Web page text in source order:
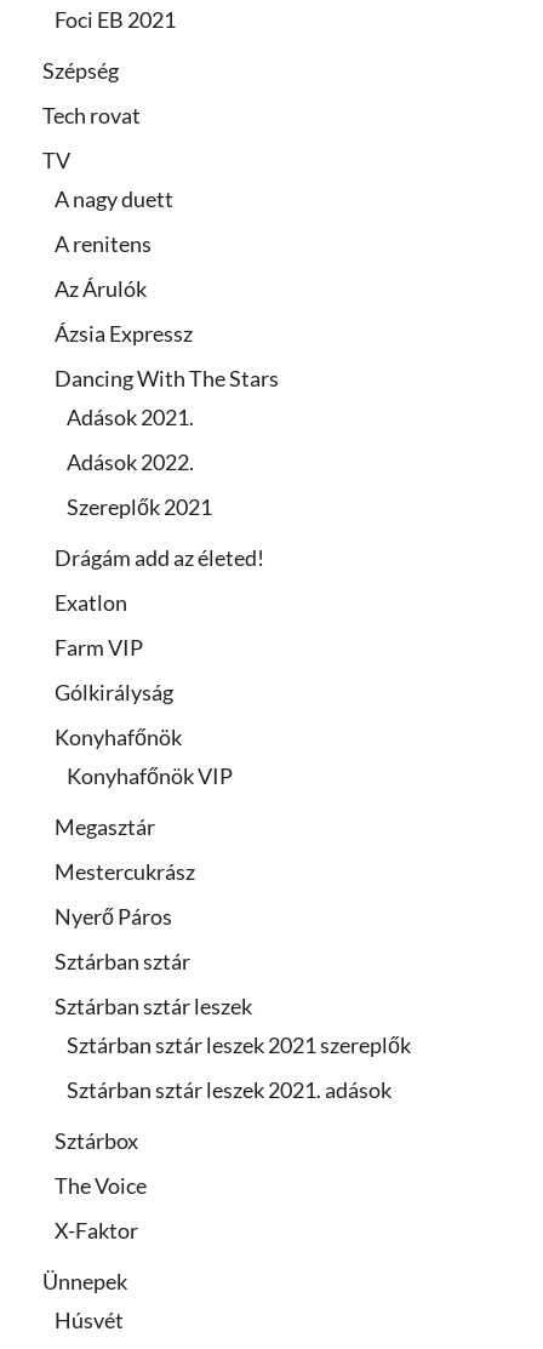
Foci EB 2021
Szépség
Tech rovat
TV
A nagy duett
A renitens
Az Árulók
Ázsia Expressz
Dancing With The Stars
Adások 2021.
Adások 2022.
Szereplők 2021
Drágám add az életed!
Exatlon
Farm VIP
Gólkirályság
Konyhafőnök
Konyhafőnök VIP
Megasztár
Mestercukrász
Nyerő Páros
Sztárban sztár
Sztárban sztár leszek
Sztárban sztár leszek 2021 szereplők
Sztárban sztár leszek 2021. adások
Sztárbox
The Voice
X-Faktor
Ünnepek
Húsvét